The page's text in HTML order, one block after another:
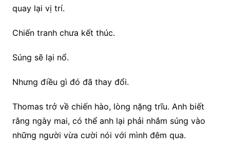
quay lại vị trí.
Chiến tranh chưa kết thúc.
Súng sẽ lại nổ.
Nhưng điều gì đó đã thay đổi.
Thomas trở về chiến hào, lòng nặng trĩu. Anh biết
rằng ngày mai, có thể anh lại phải nhắm súng vào
những người vừa cười nói với mình đêm qua.